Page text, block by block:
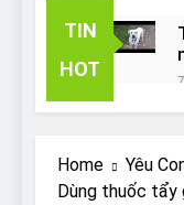
TIN
HOT
Home
Yêu
Dùng thuốc tẩy